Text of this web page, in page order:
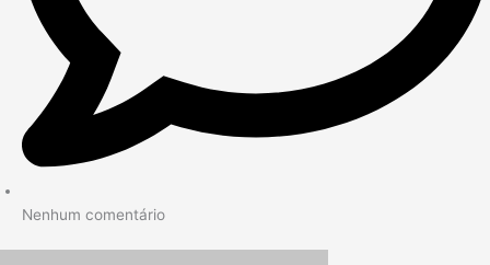
Nenhum comentário